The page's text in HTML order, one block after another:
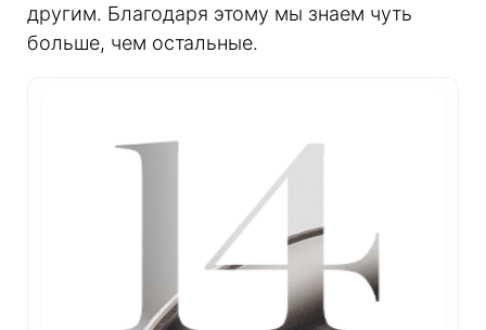
другим. Благодаря этому мы знаем чуть
больше, чем остальные.